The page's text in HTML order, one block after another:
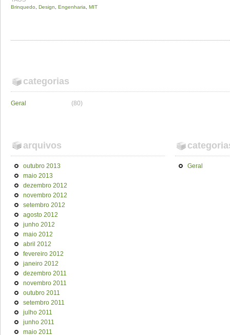
Brinquedo Design Engenharia MIT
categorias
Geral (80)
arquivos
outubro 2013
maio 2013
dezembro 2012
novembro 2012
setembro 2012
agosto 2012
junho 2012
maio 2012
abril 2012
fevereiro 2012
janeiro 2012
dezembro 2011
novembro 2011
outubro 2011
setembro 2011
julho 2011
junho 2011
maio 2011
Geral